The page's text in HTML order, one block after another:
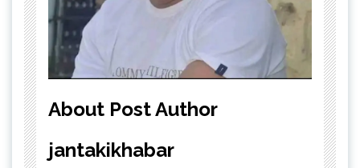
About Post Author
jantakikhabar